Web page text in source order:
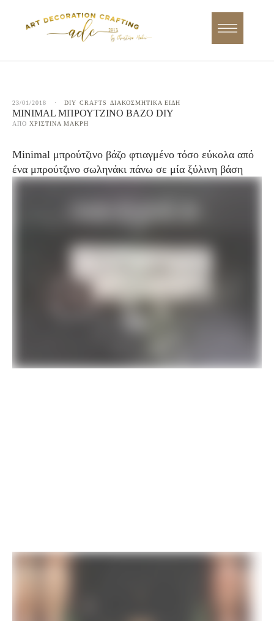
23/01/2018 · DIY CRAFTS ΔΙΑΚΟΣΜΗΤΙΚΑ ΕΙΔΗ
MINIMAL ΜΠΡΟΎΤΖΙΝΟ ΒΆΖΟ DIY
ΑΠΌ ΧΡΙΣΤΊΝΑ ΜΑΚΡΉ
Minimal μπρούτζινο βάζο φτιαγμένο τόσο εύκολα από
ένα μπρούτζινο σωληνάκι πάνω σε μία ξύλινη βάση